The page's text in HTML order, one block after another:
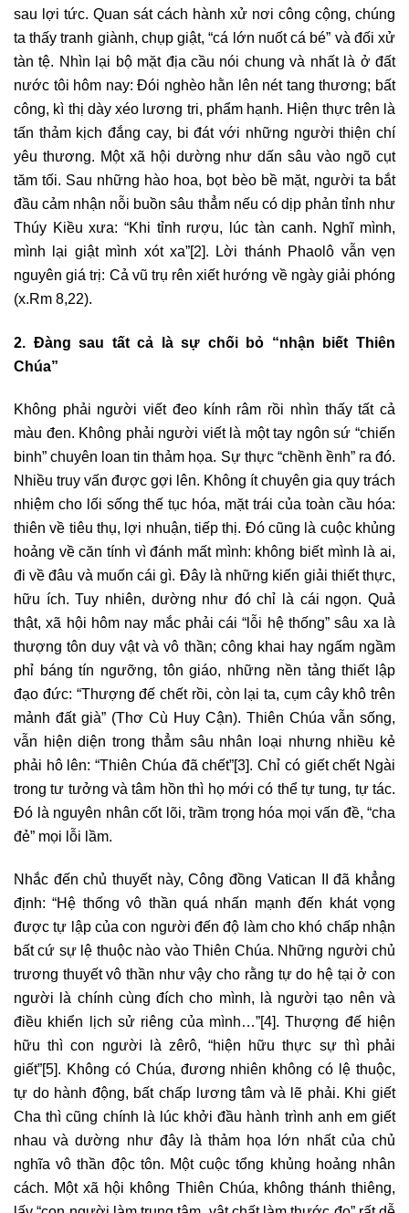
sau lợi tức. Quan sát cách hành xử nơi công cộng, chúng
ta thấy tranh giành, chụp giật, “cá lớn nuốt cá bé” và đối xử
tàn tệ. Nhìn lại bộ mặt địa cầu nói chung và nhất là ở đất
nước tôi hôm nay: Đói nghèo hằn lên nét tang thương; bất
công, kì thị dày xéo lương tri, phẩm hạnh. Hiện thực trên là
tấn thảm kịch đắng cay, bi đát với những người thiện chí
yêu thương. Một xã hội dường như dấn sâu vào ngõ cụt
tăm tối. Sau những hào hoa, bọt bèo bề mặt, người ta bắt
đầu cảm nhận nỗi buồn sâu thẳm nếu có dịp phản tỉnh như
Thúy Kiều xưa: “Khi tỉnh rượu, lúc tàn canh. Nghĩ mình,
mình lại giật mình xót xa”[2]. Lời thánh Phaolô vẫn vẹn
nguyên giá trị: Cả vũ trụ rên xiết hướng về ngày giải phóng
(x.Rm 8,22).
2. Đàng sau tất cả là sự chối bỏ “nhận biết Thiên
Chúa”
Không phải người viết đeo kính râm rồi nhìn thấy tất cả
màu đen. Không phải người viết là một tay ngôn sứ “chiến
binh” chuyên loan tin thảm họa. Sự thực “chềnh ềnh” ra đó.
Nhiều truy vấn được gợi lên. Không ít chuyên gia quy trách
nhiệm cho lối sống thế tục hóa, mặt trái của toàn cầu hóa:
thiên về tiêu thụ, lợi nhuận, tiếp thị. Đó cũng là cuộc khủng
hoảng về căn tính vì đánh mất mình: không biết mình là ai,
đi về đâu và muốn cái gì. Đây là những kiến giải thiết thực,
hữu ích. Tuy nhiên, dường như đó chỉ là cái ngọn. Quả
thật, xã hội hôm nay mắc phải cái “lỗi hệ thống” sâu xa là
thượng tôn duy vật và vô thần; công khai hay ngấm ngầm
phỉ báng tín ngưỡng, tôn giáo, những nền tảng thiết lập
đạo đức: “Thượng đế chết rồi, còn lại ta, cụm cây khô trên
mảnh đất già” (Thơ Cù Huy Cận). Thiên Chúa vẫn sống,
vẫn hiện diện trong thẳm sâu nhân loại nhưng nhiều kẻ
phải hô lên: “Thiên Chúa đã chết”[3]. Chỉ có giết chết Ngài
trong tư tưởng và tâm hồn thì họ mới có thể tự tung, tự tác.
Đó là nguyên nhân cốt lõi, trầm trọng hóa mọi vấn đề, “cha
đẻ” mọi lỗi lầm.
Nhắc đến chủ thuyết này, Công đồng Vatican II đã khẳng
định: “Hệ thống vô thần quá nhấn mạnh đến khát vọng
được tự lập của con người đến độ làm cho khó chấp nhận
bất cứ sự lệ thuộc nào vào Thiên Chúa. Những người chủ
trương thuyết vô thần như vậy cho rằng tự do hệ tại ở con
người là chính cùng đích cho mình, là người tạo nên và
điều khiển lịch sử riêng của mình…”[4]. Thượng đế hiện
hữu thì con người là zêrô, “hiện hữu thực sự thì phải
giết”[5]. Không có Chúa, đương nhiên không có lệ thuộc,
tự do hành động, bất chấp lương tâm và lẽ phải. Khi giết
Cha thì cũng chính là lúc khởi đầu hành trình anh em giết
nhau và dường như đây là thảm họa lớn nhất của chủ
nghĩa vô thần độc tôn. Một cuộc tổng khủng hoảng nhân
cách. Một xã hội không Thiên Chúa, không thánh thiêng,